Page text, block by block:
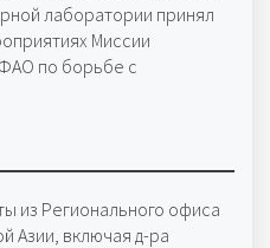
лаборатории принял
Миссии
по борьбе с
из Регионального офиса
Азии, включая д-ра